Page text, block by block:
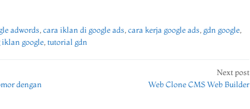
adwords cara iklan di google ads cara kerja google ads gdn google
iklan google tutorial gdn
dengan
Next post
Web Clone CMS Web Builder